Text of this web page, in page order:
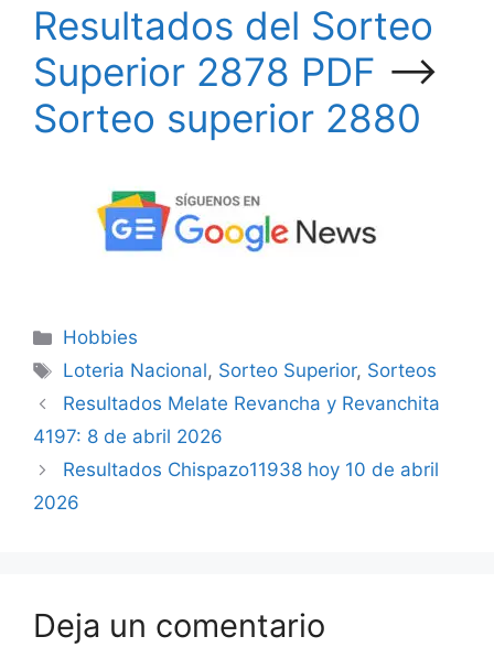
Resultados del Sorteo
Superior 2878 PDF —->
Sorteo superior 2880
Categorías
Hobbies
Etiquetas
Loteria Nacional, Sorteo Superior, Sorteos
Resultados Melate Revancha y Revanchita
4197: 8 de abril 2026
Resultados Chispazo11938 hoy 10 de abril
2026
Deja un comentario